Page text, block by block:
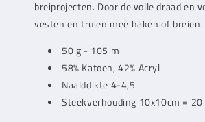
Taupe
(343)
Taupe
(343)
breiprojecten. Door de volle draad en
vesten en truien mee haken of
50 g - 105 m
58% Katoen, 42% Acryl
Naalddikte 4-4,5
Steekverhouding 10x10cm =